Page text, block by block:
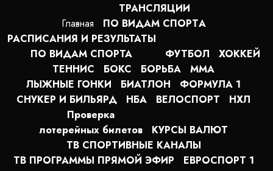
Главная
ТРАНСЛЯЦИИ
ПО ВИДАМ СПОРТA
РАСПИСАНИЯ И РЕЗУЛЬТАТЫ
ПО ВИДАМ СПОРТА
ФУТБОЛ
ХОККЕЙ
ТЕННИС
БОКС БОРЬБА
MMA
ЛЫЖНЫЕ ГОНКИ
БИАТЛОН
ФОРМУЛА 1
СНУКЕР И БИЛЬЯРД
НБА ВЕЛОСПОРТ
НХЛ
Проверка
лотерейных билетов
КУРСЫ ВАЛЮТ
ТВ СПОРТИВНЫЕ КАНАЛЫ
ТВ ПРОГРАММЫ ПРЯМОЙ ЭФИР
ЕВРОСПОРТ 1